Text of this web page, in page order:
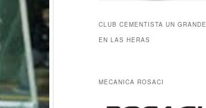
CLUB CEMENTISTA UN GRANDE
EN LAS HERAS
MECANICA ROSACI